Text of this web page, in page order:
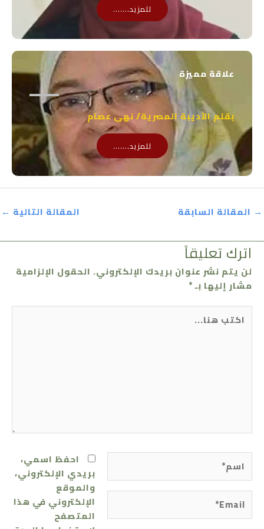
للمزيد.......
علاقة مميزة
بقلم الأديبة المصرية/ نهى عصام
للمزيد.......
→ المقالة السابقة المقالة التالية ←
اترك تعليقاً
لن يتم نشر عنوان بريدك الإلكتروني. الحقول الإلزامية
مشار إليها بـ*
هنا...
اسم*
احفظ اسمي،
بريدي الإلكتروني،
والموقع
الإلكتروني في هذا
المتصفح